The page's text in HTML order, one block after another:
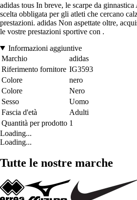
adidas tous In breve, le scarpe da
scelta obbligata per gli atleti che cercano
prestazioni. adidas Non aspettate oltre,
le vostre prestazioni sportive con .
Informazioni aggiuntive
Marchio
adidas
Riferimento fornitore IG3593
Colore
nero
Colore
Nero
Sesso
Uomo
Fascia d'età
Adulti
Quantità per prodotto 1
Loading...
Loading...
Tutte le nostre marche